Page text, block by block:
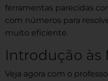
ferramentas parecidas
com números para
muito eficiente.
Introdução às
Veja agora com o